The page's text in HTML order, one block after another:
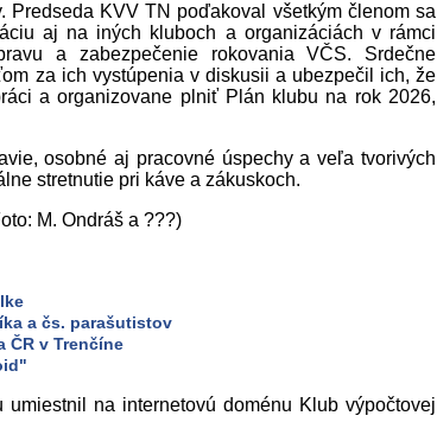
KVV TN poďakoval všetkým členom sa
aj na iných kluboch a organizáciách v rámci
a zabezpečenie rokovania VČS. Srdečne
za ich vystúpenia v diskusii a ubezpečil ich, že
a organizovane plniť Plán klubu na rok 2026,
osobné aj pracovné úspechy a veľa tvorivých
stretnutie pri káve a zákuskoch.
M. Ondráš a ???)
a čs. parašutistov
ČR v Trenčíne
na internetovú doménu Klub výpočtovej